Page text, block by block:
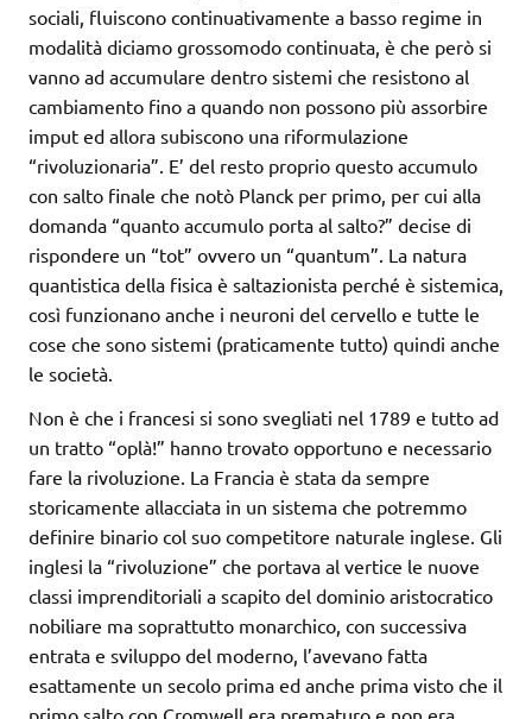
sociali, fluiscono continuativamente a basso regime in
modalità diciamo grossomodo continuata, è che però si
vanno ad accumulare dentro sistemi che resistono al
cambiamento fino a quando non possono più assorbire
imput ed allora subiscono una riformulazione
“rivoluzionaria”. E’ del resto proprio questo accumulo
con salto finale che notò Planck per primo, per cui alla
domanda “quanto accumulo porta al salto?” decise di
rispondere un “tot” ovvero un “quantum”. La natura
quantistica della fisica è saltazionista perché è sistemica,
così funzionano anche i neuroni del cervello e tutte le
cose che sono sistemi (praticamente tutto) quindi anche
le società.
Non è che i francesi si sono svegliati nel 1789 e tutto ad
un tratto “oplà!” hanno trovato opportuno e necessario
fare la rivoluzione. La Francia è stata da sempre
storicamente allacciata in un sistema che potremmo
definire binario col suo competitore naturale inglese. Gli
inglesi la “rivoluzione” che portava al vertice le nuove
classi imprenditoriali a scapito del dominio aristocratico
nobiliare ma soprattutto monarchico, con successiva
entrata e sviluppo del moderno, l’avevano fatta
esattamente un secolo prima ed anche prima visto che il
primo salto con Cromwell era prematuro e non era